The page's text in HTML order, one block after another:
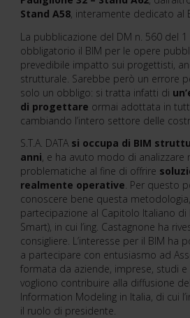
Stand A58, interamente dedicato al
La pubblicazione del DM n. 560 del
obbligatorio il BIM per le opere
prevedibile impatto sui progettisti,
strutturale. Sarebbe però un errore
solo un obbligo: si tratta infatti di
di progettare ormai adottata in
cambiando l’intero settore delle
S.T.A. DATA si occupa di BIM
anni, e ha avuto modo di analizzare
problematiche al fine di offrire
realmente operative. Per questo
conoscere bene questa
partecipazione al Capitolo Italiano di
Smart), in cui l’ing. Castagnone ha
consigliere. L’interesse per il BIM ha
a partecipare con entusiasmo ad
formata da aziende, imprese, studi
vogliono contribuire alla diffusione
Information Modeling in Italia, di cui
il ruolo di presidente.